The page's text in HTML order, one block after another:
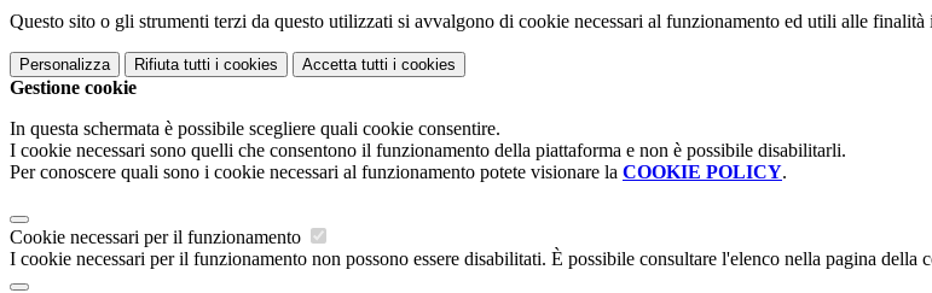
Questo sito o gli strumenti terzi da questo utilizzati si avvalgono di cookie necessari al funzionamento ed utili alle finalità
Personalizza Rifiuta tutti i cookies Accetta tutti i cookies
Gestione cookie
In questa schermata è possibile scegliere quali cookie consentire.
I cookie necessari sono quelli che consentono il funzionamento della piattaforma e non è possibile disabilitarli.
Per conoscere quali sono i cookie necessari al funzionamento potete visionare la COOKIE POLICY.
Cookie necessari per il funzionamento
I cookie necessari per il funzionamento non possono essere disabilitati. È possibile consultare l'elenco nella pagina della